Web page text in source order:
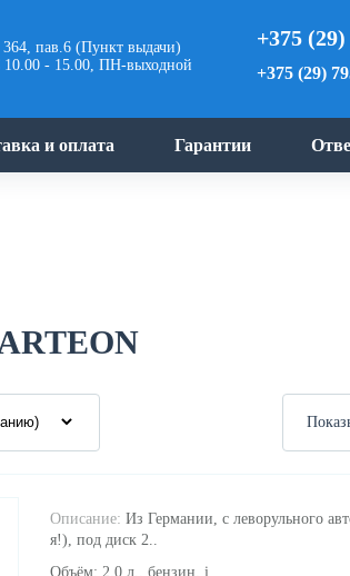
364, пав.6 (Пункт выдачи)
- 15.00, ПН-выходной
+375
+375 (29)
и оплата Гарантии
Описание: Из Германии, с леворульного
я!), под диск 2..
Объём: 2.0 л., бензин, i